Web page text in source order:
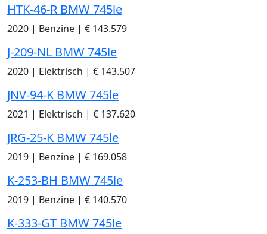
HTK-46-R BMW 745le
2020 | Benzine | € 143.579
J-209-NL BMW 745le
2020 | Elektrisch | € 143.507
JNV-94-K BMW 745le
2021 | Elektrisch | € 137.620
JRG-25-K BMW 745le
2019 | Benzine | € 169.058
K-253-BH BMW 745le
2019 | Benzine | € 140.570
K-333-GT BMW 745le